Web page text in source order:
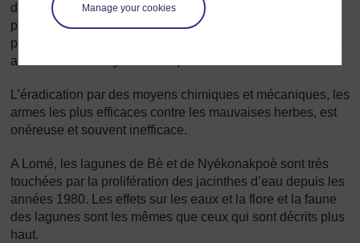
Manage your cookies
des bateaux. Des blocs de cet épais amas de jacinthe
peuvent se détacher et bloquer en amont les stations de
pompage destinées à l’alimentation en eau, à l’irrigation et
aux installations hydroélectriques.
L’éradication par des moyens chimiques et mécaniques, les
armes les plus efficaces contre les mauvaises herbes, est
onéreuse et souvent inefficace.
A Lomé, les lagunes de Bè et de Nyékonakpoè sont très
touchées par la prolifération des jacinthes d’eau depuis les
années 1980. Les effets sur les eaux et la flore et la faune
des lagunes sont les mêmes que ceux qui sont décrits plus
haut.